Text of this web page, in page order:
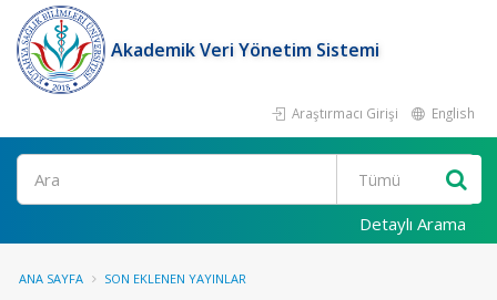
Akademik Veri Yönetim Sistemi
Araştırmacı Girişi English
Ara
Detaylı Arama
ANA SAYFA SON EKLENEN YAYINLAR